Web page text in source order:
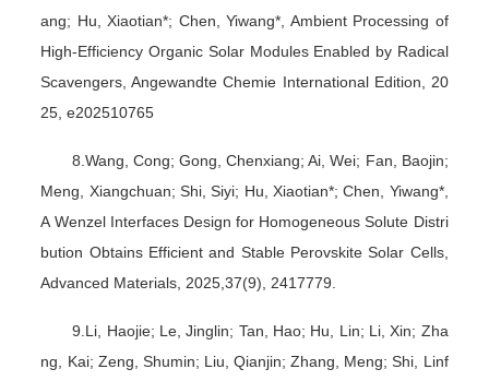
ang; Hu, Xiaotian*; Chen, Yiwang*, Ambient Processing of
High-Efficiency Organic Solar Modules Enabled by Radical
Scavengers, Angewandte Chemie International Edition, 20
25, e202510765
8.Wang, Cong; Gong, Chenxiang; Ai, Wei; Fan, Baojin;
Meng, Xiangchuan; Shi, Siyi; Hu, Xiaotian*; Chen, Yiwang*,
A Wenzel Interfaces Design for Homogeneous Solute Distri
bution Obtains Efficient and Stable Perovskite Solar Cells,
Advanced Materials, 2025,37(9), 2417779.
9.Li, Haojie; Le, Jinglin; Tan, Hao; Hu, Lin; Li, Xin; Zha
ng, Kai; Zeng, Shumin; Liu, Qianjin; Zhang, Meng; Shi, Linf